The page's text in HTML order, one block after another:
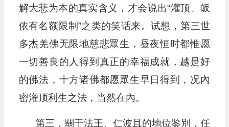
解大悲为本的真实含义，才会说出“灌顶、皈
依有名额限制”之类的笑话来。试想，第三世
多杰羌佛无限地慈悲眾生，昼夜恒时都惟愿
一切善良的人得到真正的幸福成就，越是好
的佛法，十方诸佛都愿眾生早日得到，况內
密灌顶利生之法，当然在內。
第三，關于法王、仁波且的地位鉴別，任